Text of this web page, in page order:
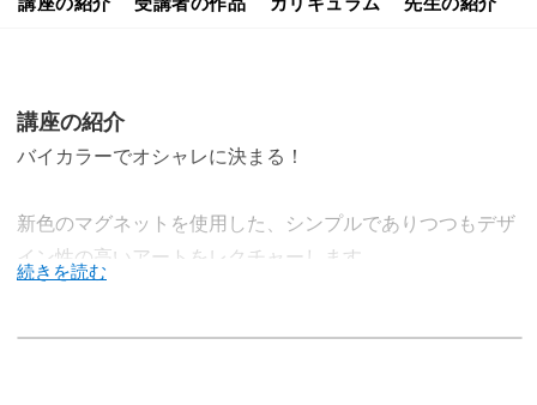
講座の紹介
バイカラーでオシャレに決まる！
新色のマグネットを使用した、シンプルでありつつもデザ
イン性の高いアートをレクチャーします。